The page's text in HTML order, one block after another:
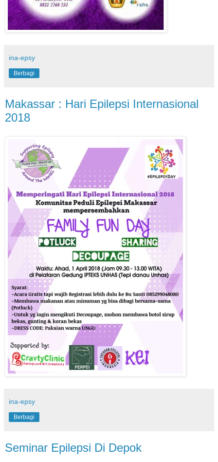
ina-epsy
Berbagi
Makassar : Hari Epilepsi Internasional
2018
ina-epsy
Berbagi
Seminar Epilepsi Di Depok